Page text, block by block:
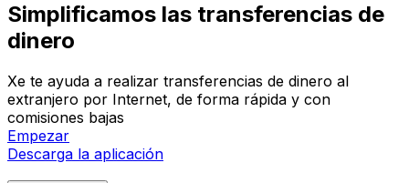
Simplificamos las transferencias de
dinero
Xe te ayuda a realizar transferencias de dinero al
extranjero por Internet, de forma rápida y con
comisiones bajas
Empezar
Descarga la aplicación